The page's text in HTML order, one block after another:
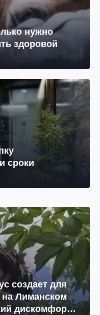
нужно
здоровой
сроки
создает для
на Лиманском
дискомфорт: